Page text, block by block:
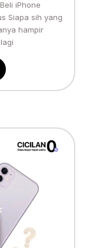
iPhone
Siapa sih yang
hampir